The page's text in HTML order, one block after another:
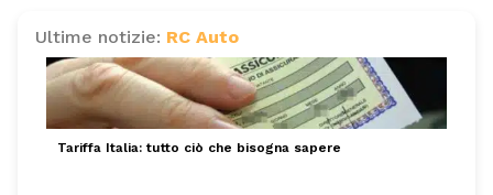
Ultime notizie: RC Auto
Tariffa Italia: tutto ciò che bisogna sapere